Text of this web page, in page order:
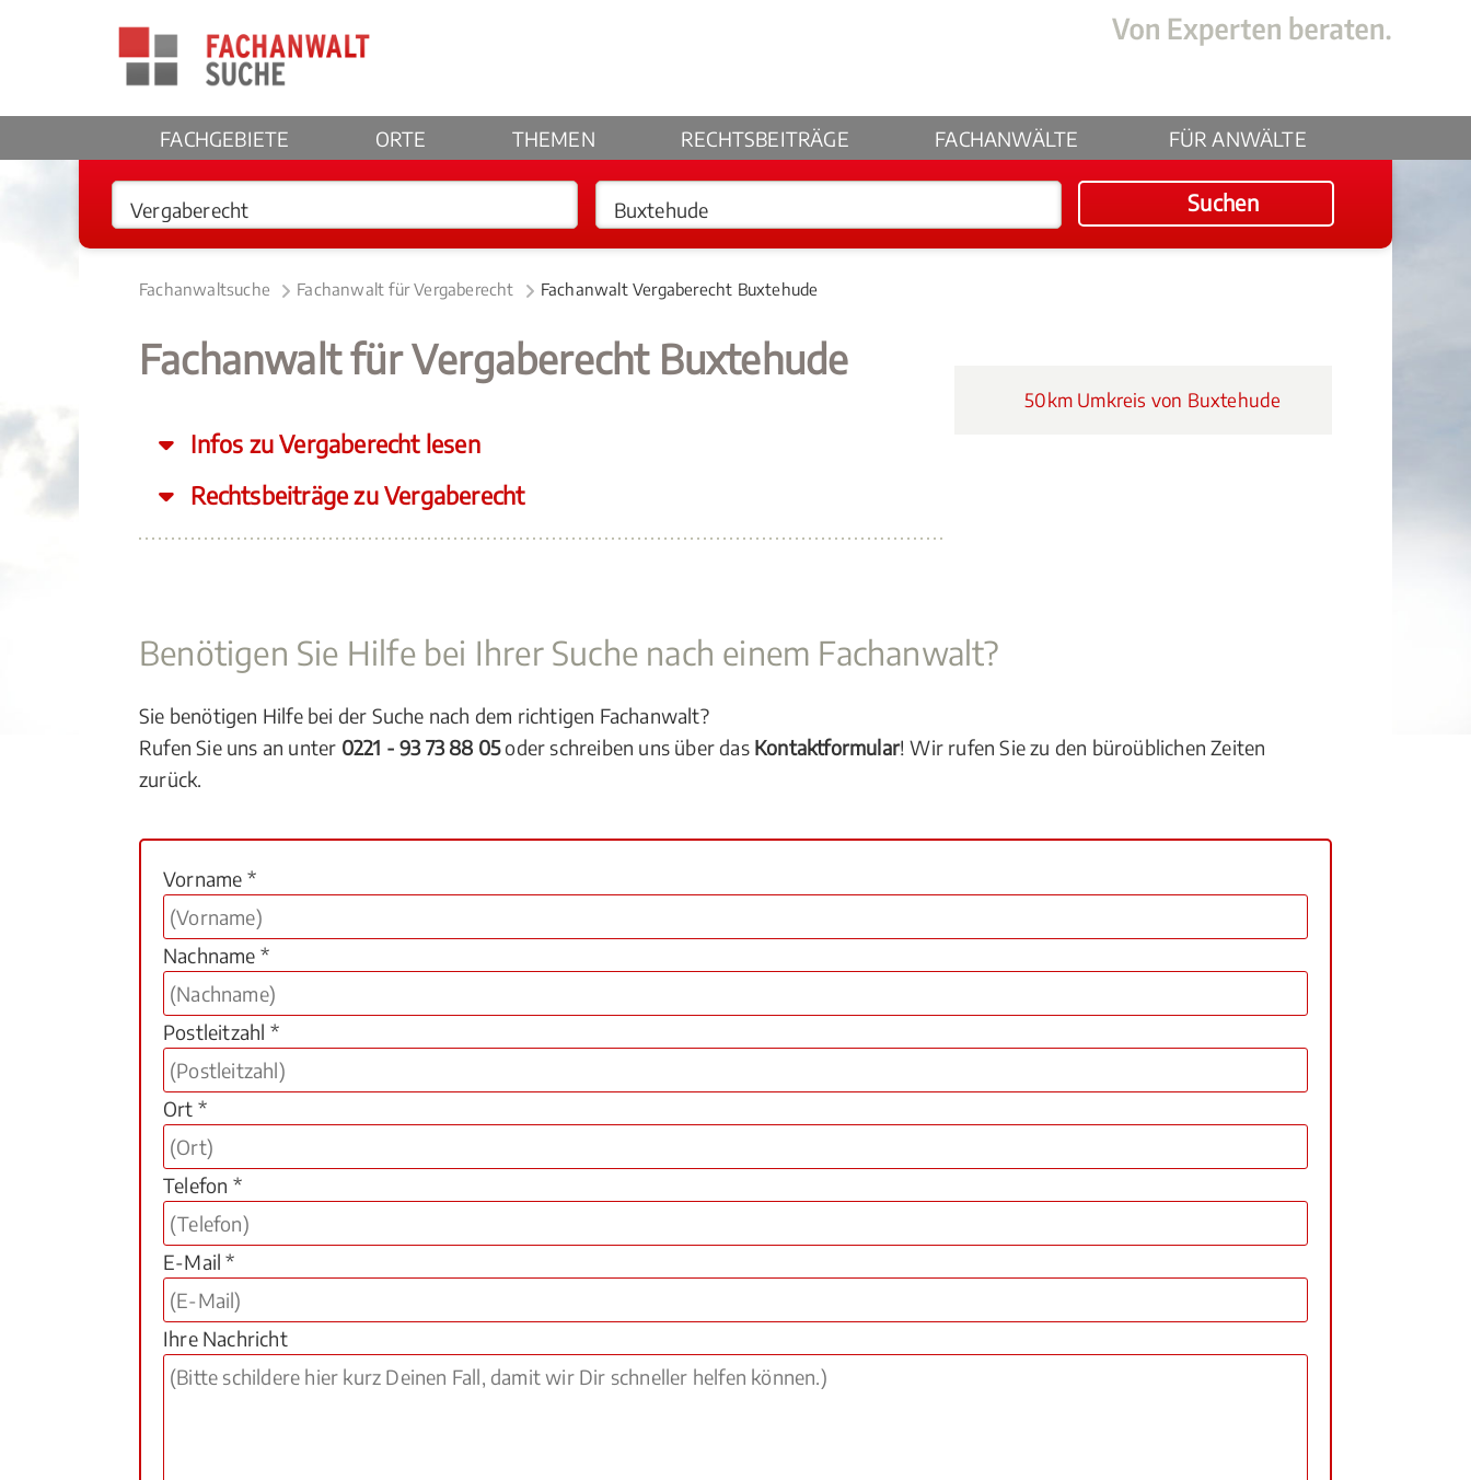
FACHGEBIETE ORTE THEMEN RECHTSBEITRÄGE FACHANWÄLTE FÜR ANWÄLTE
Suchen
Fachanwaltsuche Fachanwalt für Vergaberecht Fachanwalt Vergaberecht Buxtehude
Fachanwalt für Vergaberecht Buxtehude
Infos zu Vergaberecht lesen
Rechtsbeiträge zu Vergaberecht
50km Umkreis von Buxtehude
Benötigen Sie Hilfe bei Ihrer Suche nach einem Fachanwalt?
Sie benötigen Hilfe bei der Suche nach dem richtigen Fachanwalt?
Rufen Sie uns an unter 0221 - 93 73 88 05oder schreiben uns über das Kontaktformular! Wir rufen Sie zu den büroüblichen Zeiten
zurück.
Vorname *
Nachname *
Postleitzahl *
Ort *
Telefon *
E-Mail *
Ihre Nachricht